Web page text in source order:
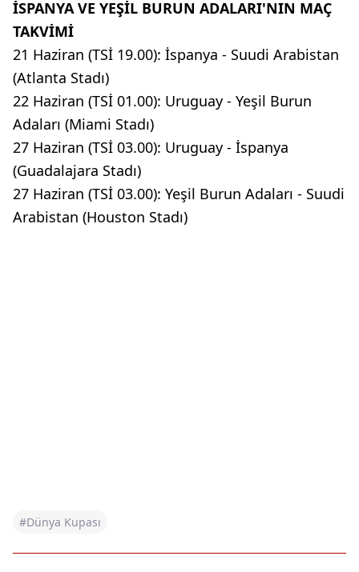
İSPANYA VE YEŞİL BURUN ADALARI'NIN MAÇ
TAKVİMİ
21 Haziran (TSİ 19.00): İspanya - Suudi Arabistan
(Atlanta Stadı)
22 Haziran (TSİ 01.00): Uruguay - Yeşil Burun
Adaları (Miami Stadı)
27 Haziran (TSİ 03.00): Uruguay - İspanya
(Guadalajara Stadı)
27 Haziran (TSİ 03.00): Yeşil Burun Adaları - Suudi
Arabistan (Houston Stadı)
#Dünya Kupası